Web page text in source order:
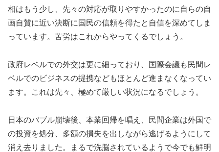
相はもう少し、先々の対応が取りやすかったのに自らの自
画自賛に近い決断に国民の信頼を得たと自信を深めてしま
っています。苦労はこれからやってくるでしょう。
政府レベルでの外交は更に細っており、国際会議も民間レ
ベルでのビジネスの提携などもほとんど進まなくなってい
ます。これは先々、極めて厳しい状況になるでしょう。
日本のバブル崩壊後、本業回帰を唱え、民間企業は外国で
の投資を処分、多額の損失を出しながら逃げるようにして
消え去りました。まるで洗脳されているようで今でも鮮明